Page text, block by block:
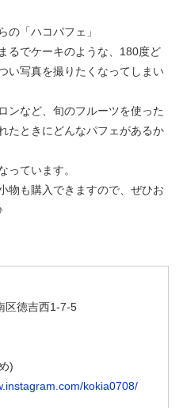
の「ハコパフェ」
るでケーキのような、180度ど
い写真を撮りたくなってしまい
ンなど、旬のフルーツを使った
たときにどんなパフェがあるか
っています。
物も購入できますので、ぜひお
区徳吉西1-7-5
)
kokia0708/